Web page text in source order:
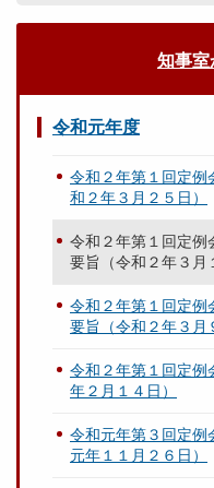
知事室
令和元年度
令和２年第１回定例
和２年３月２５日）
令和２年第１回定例
要旨（令和２年３月
令和２年第１回定例
要旨（令和２年３月
令和２年第１回定例
年２月１４日）
令和元年第３回定例
元年１１月２６日）